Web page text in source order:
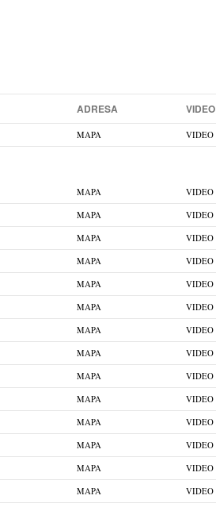
ADRESA VIDEO
MAPA VIDEO
MAPA VIDEO
MAPA VIDEO
MAPA VIDEO
MAPA VIDEO
MAPA VIDEO
MAPA VIDEO
MAPA VIDEO
MAPA VIDEO
MAPA VIDEO
MAPA VIDEO
MAPA VIDEO
MAPA VIDEO
MAPA VIDEO
MAPA VIDEO